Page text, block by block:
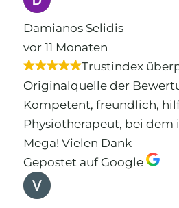
Damianos Selidis
vor 11 Monaten
Trustindex
Originalquelle der
Kompetent, freundlich,
Physiotherapeut, bei dem
Mega! Vielen Dank
Gepostet auf Google